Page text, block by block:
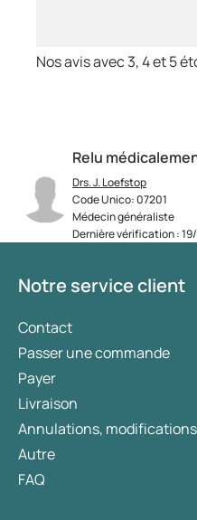
Relu
Drs. J. Loefstop
Code Unico: 07201
Médecin généraliste
Dernière vérification :
Nos avis avec 3, 4 et 5
Notre service client
Contact
Passer une commande
Payer
Livraison
Annulations,
Autre
FAQ